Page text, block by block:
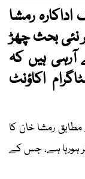
رمشا
نئی بحث چھڑ
ہیں کہ
اکاؤنٹ
رمشا خان کا
ہورہا ہے، جس کے